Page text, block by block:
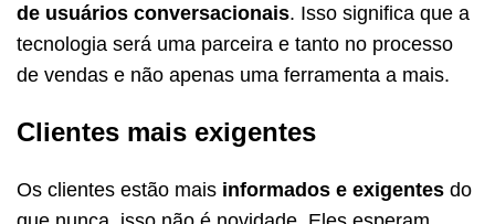
de usuários conversacionais. Isso significa que a
tecnologia será uma parceira e tanto no processo
de vendas e não apenas uma ferramenta a mais.
Clientes mais exigentes
Os clientes estão mais informados e exigentes do